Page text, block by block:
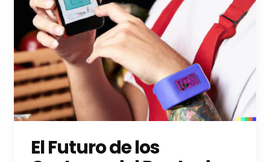
El Futuro de los